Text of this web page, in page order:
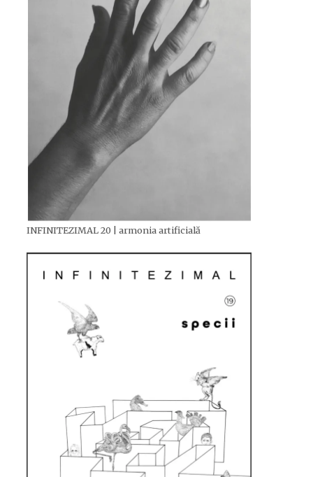
INFINITEZIMAL 20 | armonia artificială